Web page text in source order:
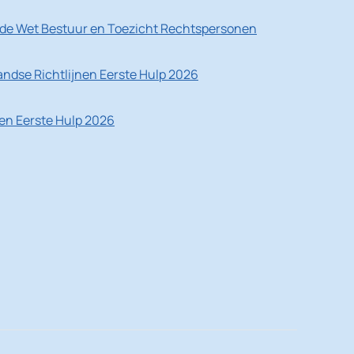
Wet Bestuur en Toezicht Rechtspersonen
Richtlijnen Eerste Hulp 2026
Eerste Hulp 2026